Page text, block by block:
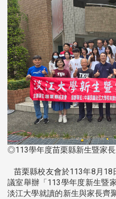
◎113學年度苗栗縣新生暨家
苗栗縣校友會於113年8月18
議室舉辦「113學年度新生暨
淡江大學就讀的新生與家長齊